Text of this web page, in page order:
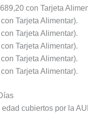
con Tarjeta
Tarjeta Alimentar).
Tarjeta Alimentar).
Tarjeta Alimentar).
Tarjeta Alimentar).
Tarjeta Alimentar).
cubiertos por la